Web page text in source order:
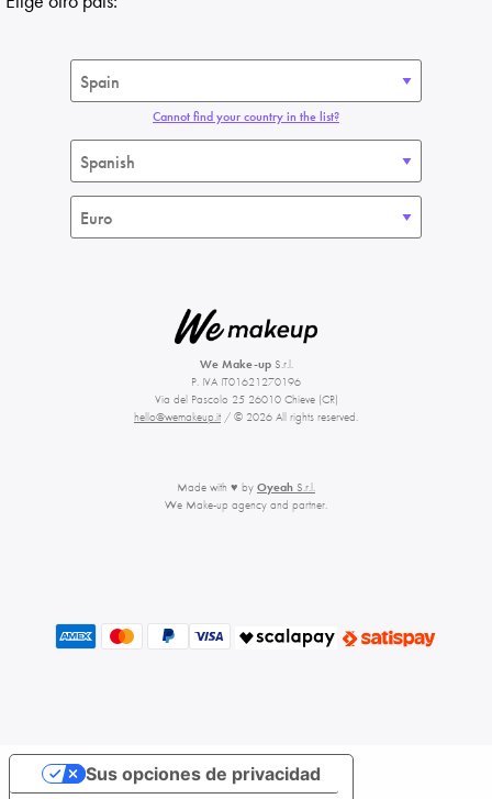
Cannot find your country in the list?
We Make-upS.r.l.
P. IVA IT01621270196
Via del Pascolo 25 26010 Chieve (CR)
hello@wemakeup.it / © 2026 All rights reserved.
Made with ♥ by Oyeah S.r.l.
We Make-up agency and partner.
Sus opciones de privacidad